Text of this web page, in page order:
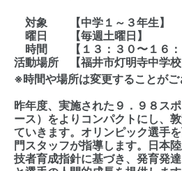
対象 【中学１～３年生】
曜日 【毎週土曜日】
時間 【１３：３０〜１６：
活動場所 【福井市灯明寺中学校
※時間や場所は変更することがご
昨年度、実施された９．９８ス
ース）をよりコンパクトにし、
ていきます。オリンピック選手
門スタッフが指導します。日本
技者育成指針に基づき、発育発